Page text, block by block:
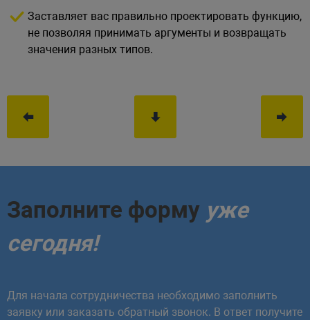
Заставляет вас правильно проектировать функцию,
не позволяя принимать аргументы и возвращать
значения разных типов.
Заполните форму уже
сегодня!
Для начала сотрудничества необходимо заполнить
заявку или заказать обратный звонок. В ответ получите